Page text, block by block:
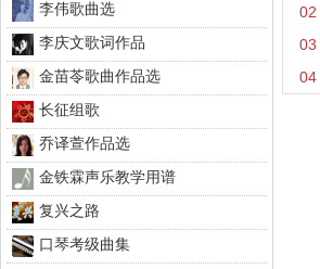
02
03
04
李伟歌曲选
李庆文歌词作品
金苗苓歌曲作品选
长征组歌
乔译萱作品选
金铁霖声乐教学用谱
复兴之路
口琴考级曲集